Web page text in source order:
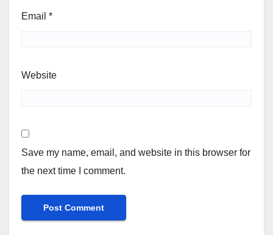
Email *
Website
Save my name, email, and website in this browser for
the next time I comment.